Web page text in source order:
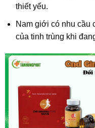
thiết yếu.
Nam giới có nhu cầu
của tinh trùng khi